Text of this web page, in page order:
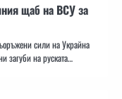
щаб на ВСУ за
сили на Украйна
загуби на руската…